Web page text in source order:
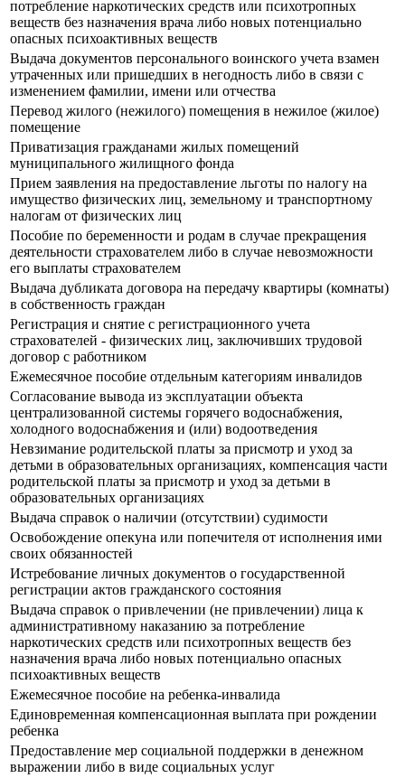
потребление наркотических средств или психотропных
веществ без назначения врача либо новых потенциально
опасных психоактивных веществ
Выдача документов персонального воинского учета взамен
утраченных или пришедших в негодность либо в связи с
изменением фамилии, имени или отчества
Перевод жилого (нежилого) помещения в нежилое (жилое)
помещение
Приватизация гражданами жилых помещений
муниципального жилищного фонда
Прием заявления на предоставление льготы по налогу на
имущество физических лиц, земельному и транспортному
налогам от физических лиц
Пособие по беременности и родам в случае прекращения
деятельности страхователем либо в случае невозможности
его выплаты страхователем
Выдача дубликата договора на передачу квартиры (комнаты)
в собственность граждан
Регистрация и снятие с регистрационного учета
страхователей - физических лиц, заключивших трудовой
договор с работником
Ежемесячное пособие отдельным категориям инвалидов
Согласование вывода из эксплуатации объекта
централизованной системы горячего водоснабжения,
холодного водоснабжения и (или) водоотведения
Невзимание родительской платы за присмотр и уход за
детьми в образовательных организациях, компенсация части
родительской платы за присмотр и уход за детьми в
образовательных организациях
Выдача справок о наличии (отсутствии) судимости
Освобождение опекуна или попечителя от исполнения ими
своих обязанностей
Истребование личных документов о государственной
регистрации актов гражданского состояния
Выдача справок о привлечении (не привлечении) лица к
административному наказанию за потребление
наркотических средств или психотропных веществ без
назначения врача либо новых потенциально опасных
психоактивных веществ
Ежемесячное пособие на ребенка-инвалида
Единовременная компенсационная выплата при рождении
ребенка
Предоставление мер социальной поддержки в денежном
выражении либо в виде социальных услуг